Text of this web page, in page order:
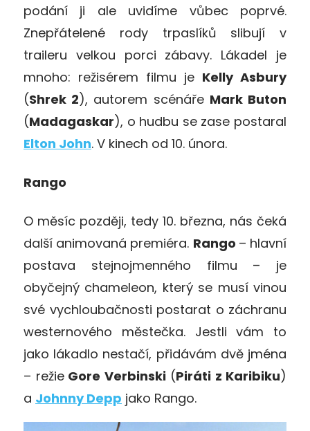
podání ji ale uvidíme vůbec poprvé.
Znepřátelené rody trpaslíků slibují v
traileru velkou porci zábavy. Lákadel je
mnoho: režisérem filmu je Kelly Asbury
(Shrek 2), autorem scénáře Mark Buton
(Madagaskar), o hudbu se zase postaral
Elton John. V kinech od 10. února.
Rango
O měsíc později, tedy 10. března, nás čeká
další animovaná premiéra. Rango – hlavní
postava stejnojmenného filmu – je
obyčejný chameleon, který se musí vinou
své vychloubačnosti postarat o záchranu
westernového městečka. Jestli vám to
jako lákadlo nestačí, přidávám dvě jména
– režieGore Verbinski(Piráti z Karibiku)
a Johnny Depp jako Rango.